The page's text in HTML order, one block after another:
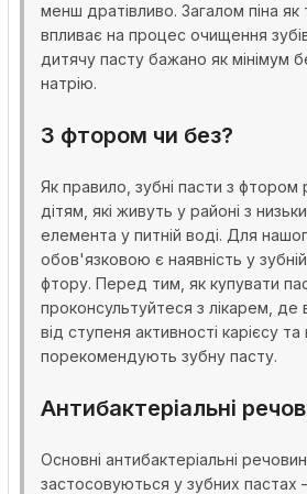
менш дратівливо. Загалом піна як
впливає на процес очищення
дитячу пасту бажано як мінімум
натрію.
З фтором чи без?
Як правило, зубні пасти з
дітям, які живуть у районі з
елемента у питній воді. Для
обов'язковою є наявність у зубній
фтору. Перед тим, як купувати
проконсультуйтеся з лікарем, де
від ступеня активності карієсу та
порекомендують зубну пасту.
Антибактеріальні
Основні антибактеріальні
застосовуються у зубних пастах